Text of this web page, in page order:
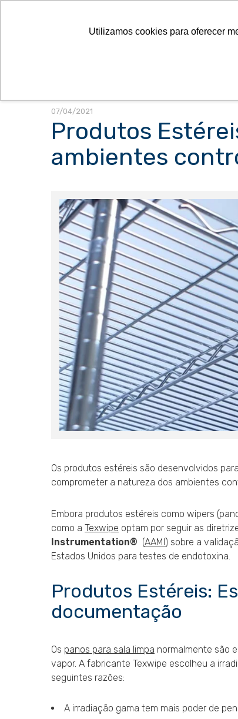
Utilizamos cookies para oferecer
07/04/2021
Produtos
ambientes
Os produtos estéreis são desenvolvidos
comprometer a natureza dos ambientes
Embora produtos estéreis como wipers
como a Texwipe optam por seguir as
Instrumentation® (AAMI) sobre a
Estados Unidos para testes de endotoxina.
Produtos Estéreis:
documentação
Os panos para sala limpa normalmente são
vapor. A fabricante Texwipe escolheu a
seguintes razões:
A irradiação gama tem mais poder de